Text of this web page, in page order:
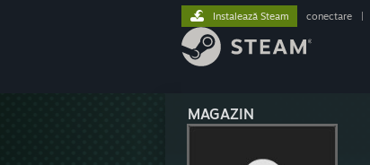
MAGAZIN
Instalează Steam conectare